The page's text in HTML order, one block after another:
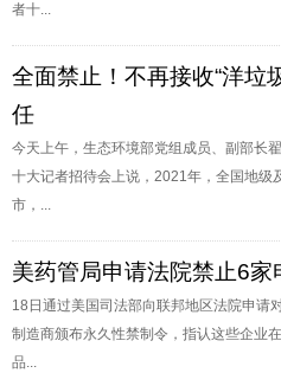
者十...
全面禁止！不再接收“洋垃
任
今天上午，生态环境部党组成员、副部长
十大记者招待会上说，2021年，全国地级
市，...
美药管局申请法院禁止6家
18日通过美国司法部向联邦地区法院申请
制造商颁布永久性禁制令，指认这些企业
品...